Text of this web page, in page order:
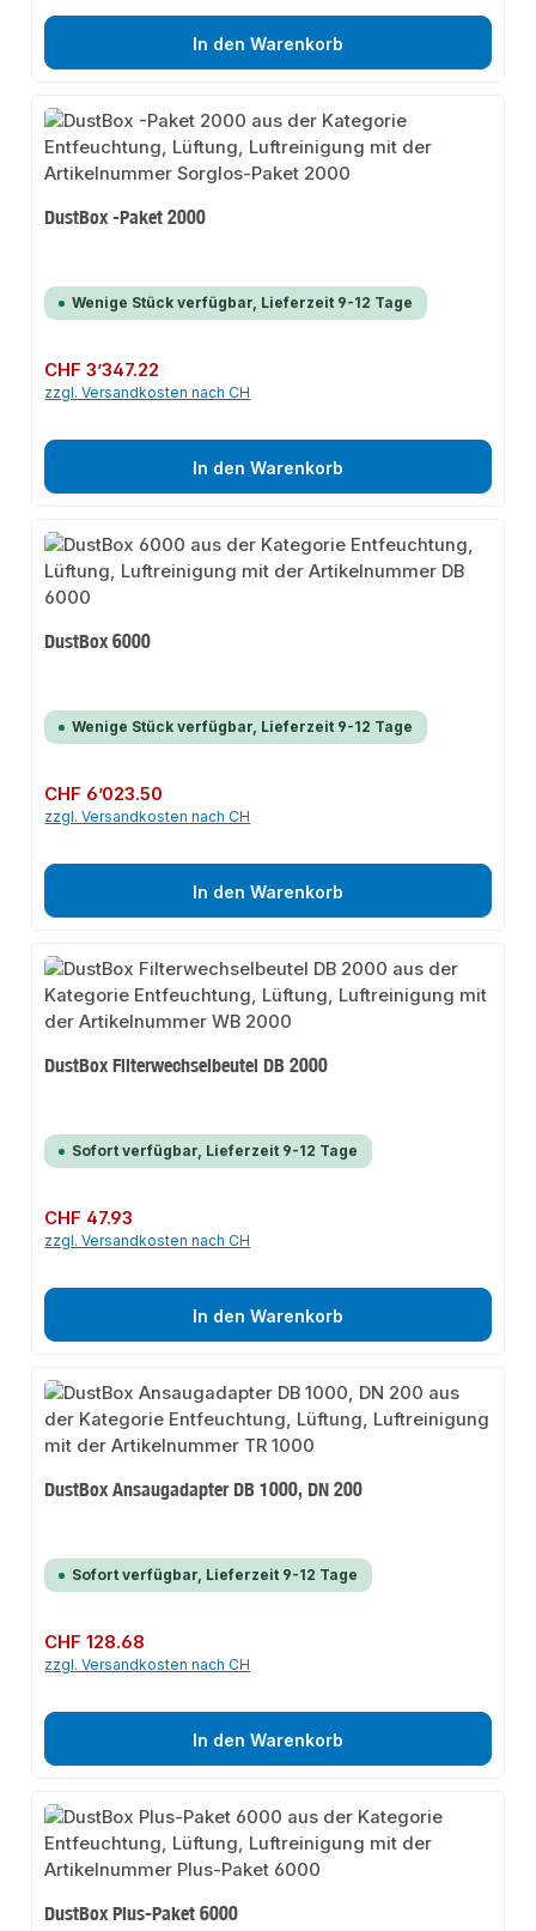
In den Warenkorb
DustBox -Paket 2000
Wenige Stück verfügbar, Lieferzeit 9-12 Tage
Regulärer Preis:
CHF 3’347.22
zzgl. Versandkosten nach CH
In den Warenkorb
DustBox 6000
Wenige Stück verfügbar, Lieferzeit 9-12 Tage
Regulärer Preis:
CHF 6’023.50
zzgl. Versandkosten nach CH
In den Warenkorb
DustBox Filterwechselbeutel DB 2000
Sofort verfügbar, Lieferzeit 9-12 Tage
Regulärer Preis:
CHF 47.93
zzgl. Versandkosten nach CH
In den Warenkorb
DustBox Ansaugadapter DB 1000, DN 200
Sofort verfügbar, Lieferzeit 9-12 Tage
Regulärer Preis:
CHF 128.68
zzgl. Versandkosten nach CH
In den Warenkorb
DustBox Plus-Paket 6000